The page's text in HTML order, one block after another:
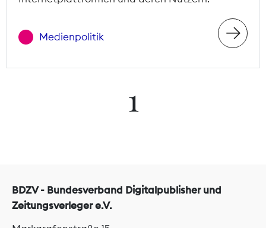
Medienpolitik
1
BDZV - Bundesverband Digitalpublisher und
Zeitungsverleger e.V.